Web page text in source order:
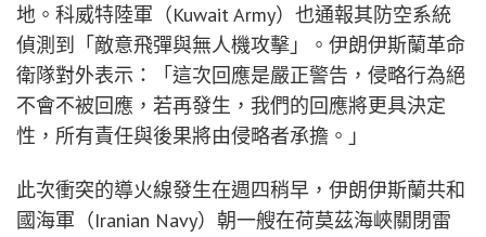
地。科威特陸軍（Kuwait Army）也通報其防空系統
偵測到「敵意飛彈與無人機攻擊」。伊朗伊斯蘭革命
衛隊對外表示：「這次回應是嚴正警告，侵略行為絕
不會不被回應，若再發生，我們的回應將更具決定
性，所有責任與後果將由侵略者承擔。」
此次衝突的導火線發生在週四稍早，伊朗伊斯蘭共和
國海軍（Iranian Navy）朝一艘在荷莫茲海峽關閉雷